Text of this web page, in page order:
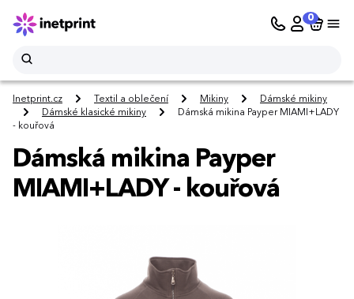
0
Inetprint.cz Textil a oblečení Mikiny
Dámské mikiny
Dámské klasické mikiny
Dámská mikina Payper MIAMI+LADY
- kouřová
Dámská mikina Payper
MIAMI+LADY - kouřová